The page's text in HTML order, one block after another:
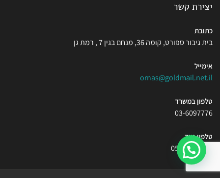
יצירת קשר
כתובת
בית גיבור ספורט, קומה 36, מנחם בגין 7 , רמת גן
אימייל
ornas@goldmail.net.il
טלפון במשרד
03-6097776
טלפון נייד
054-5500099